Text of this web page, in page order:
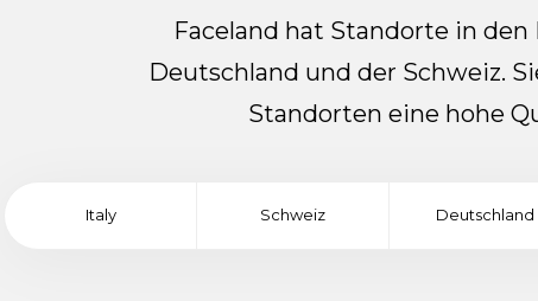
Faceland hat Standorte in den
Deutschland und der Schweiz.
Standorten eine hohe
Italy Schweiz Deutschland